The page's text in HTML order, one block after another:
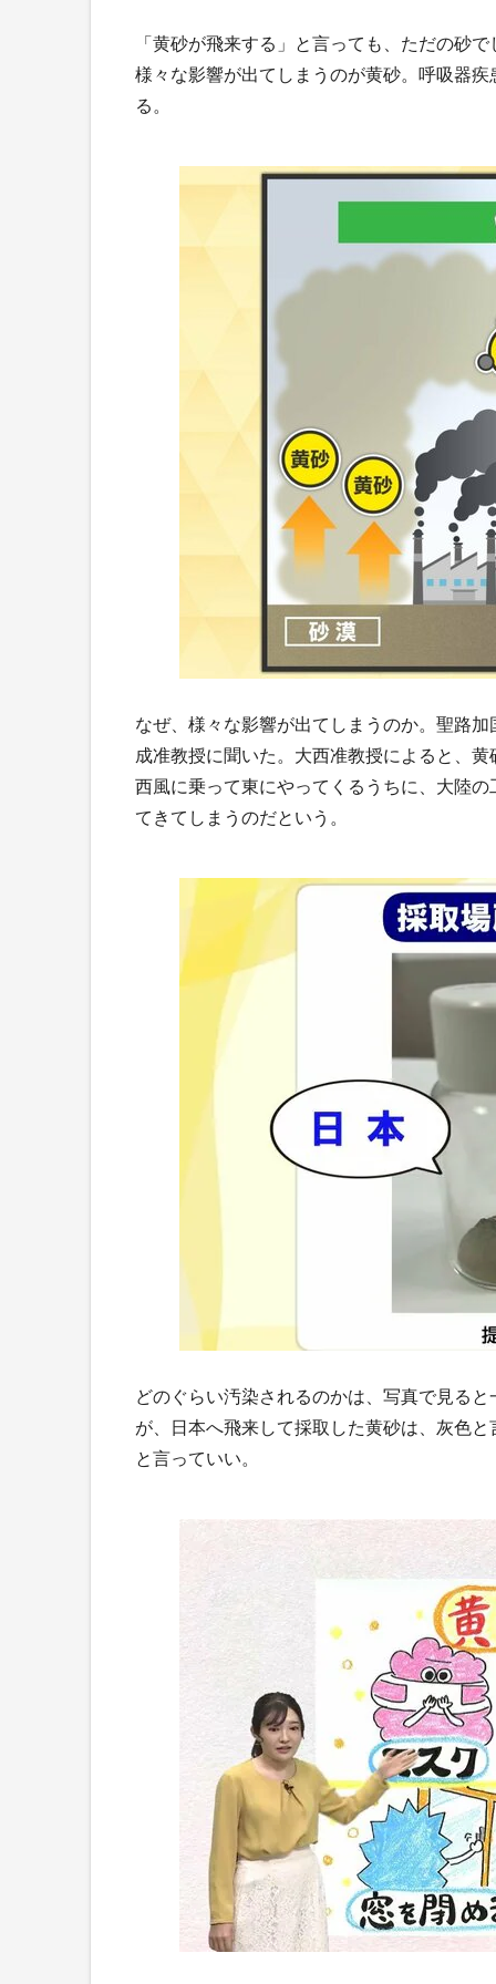
「黄砂が飛来する」と言っても、ただの砂
様々な影響が出てしまうのが黄砂。呼吸器
る。
なぜ、様々な影響が出てしまうのか。聖路
成准教授に聞いた。大西准教授によると、
西風に乗って東にやってくるうちに、大陸
てきてしまうのだという。
どのぐらい汚染されるのかは、写真で見る
が、日本へ飛来して採取した黄砂は、灰色
と言っていい。